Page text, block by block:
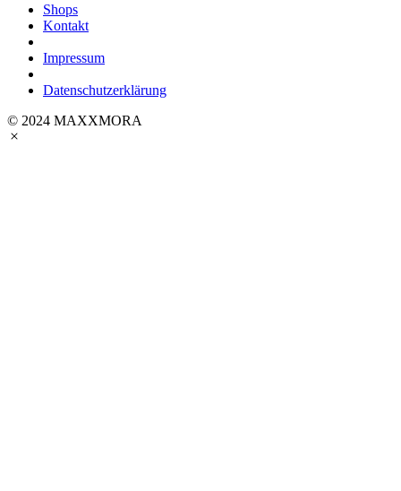
Shops
Kontakt
Impressum
Datenschutzerklärung
© 2024 MAXXMORA